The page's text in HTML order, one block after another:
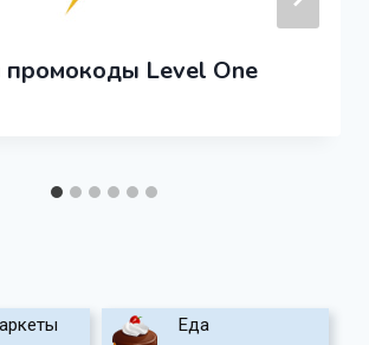
промокоды Level One
Еда